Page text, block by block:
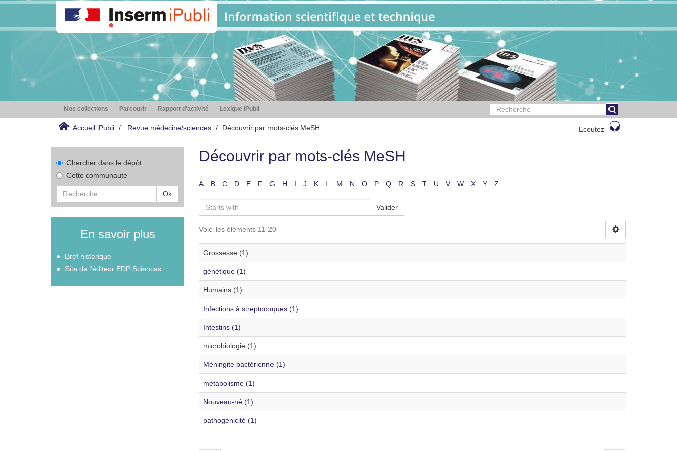
Nos collections Parcourir Rapport d'activité Lexique iPubli
Accueil iPubli Revue médecine/sciences Découvrir par mots-clés MeSH Ecoutez
Chercher dans le dépôt
Cette communauté
Ok
En savoir plus
Bref historique
Site de l'éditeur EDP Sciences
Découvrir par mots-clés MeSH
A B C D E F G H I J K L M N O P Q R S T U V W X Y Z
Valider
Voici les éléments 11-20
Grossesse (1)
génétique (1)
Humains (1)
Infections à streptocoques (1)
Intestins (1)
microbiologie (1)
Méningite bactérienne (1)
métabolisme (1)
Nouveau-né (1)
pathogénicité (1)